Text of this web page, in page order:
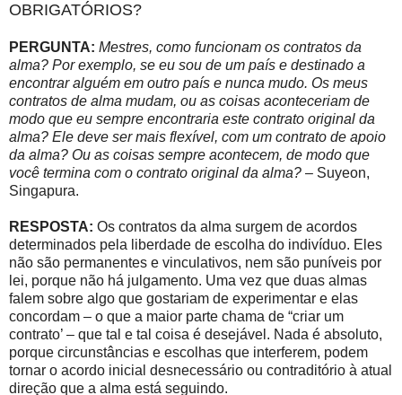
OBRIGATÓRIOS?
PERGUNTA: Mestres, como funcionam os contratos da
alma? Por exemplo, se eu sou de um país e destinado a
encontrar alguém em outro país e nunca mudo. Os meus
contratos de alma mudam, ou as coisas aconteceriam de
modo que eu sempre encontraria este contrato original da
alma? Ele deve ser mais flexível, com um contrato de apoio
da alma? Ou as coisas sempre acontecem, de modo que
você termina com o contrato original da alma? – Suyeon,
Singapura.
RESPOSTA: Os contratos da alma surgem de acordos
determinados pela liberdade de escolha do indivíduo. Eles
não são permanentes e vinculativos, nem são puníveis por
lei, porque não há julgamento. Uma vez que duas almas
falem sobre algo que gostariam de experimentar e elas
concordam – o que a maior parte chama de “criar um
contrato’ – que tal e tal coisa é desejável. Nada é absoluto,
porque circunstâncias e escolhas que interferem, podem
tornar o acordo inicial desnecessário ou contraditório à atual
direção que a alma está seguindo.